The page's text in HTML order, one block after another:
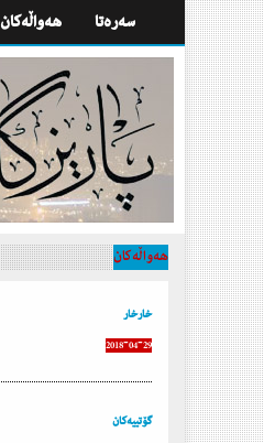
هه‌واڵه‌كان سه‌ره‌تا
هه‌واڵه‌كان
خارخار
2018-04-29
گۆتییه‌كان